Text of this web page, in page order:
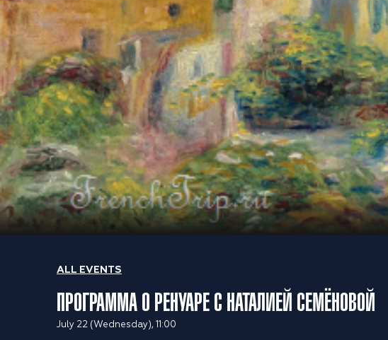
ALL EVENTS
ПРОГРАММА О РЕНУАРЕ С НАТАЛИЕЙ СЕМЁНОВОЙ
July 22 (Wednesday), 11:00